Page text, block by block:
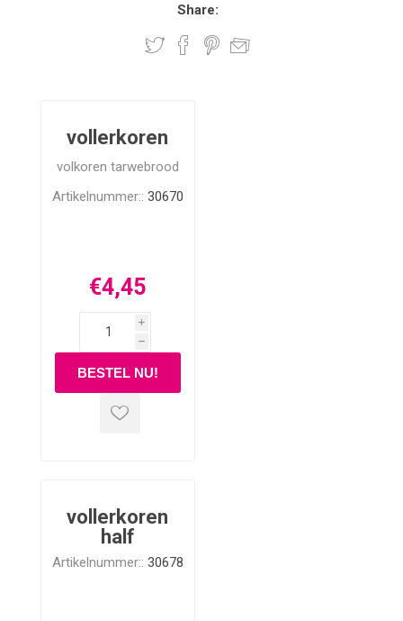
Share:
vollerkoren
volkoren tarwebrood
Artikelnummer:: 30670
€4,45
i
h
vollerkoren
half
Artikelnummer:: 30678